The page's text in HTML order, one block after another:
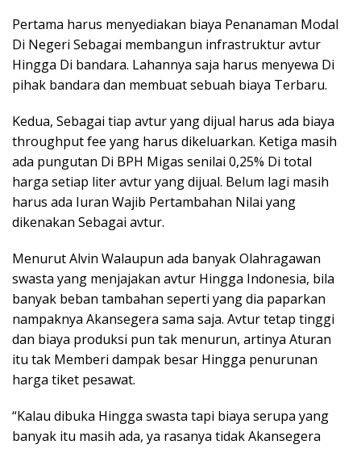
Pertama harus menyediakan biaya Penanaman Modal
Di Negeri Sebagai membangun infrastruktur avtur
Hingga Di bandara. Lahannya saja harus menyewa Di
pihak bandara dan membuat sebuah biaya Terbaru.
Kedua, Sebagai tiap avtur yang dijual harus ada biaya
throughput fee yang harus dikeluarkan. Ketiga masih
ada pungutan Di BPH Migas senilai 0,25% Di total
harga setiap liter avtur yang dijual. Belum lagi masih
harus ada Iuran Wajib Pertambahan Nilai yang
dikenakan Sebagai avtur.
Menurut Alvin Walaupun ada banyak Olahragawan
swasta yang menjajakan avtur Hingga Indonesia, bila
banyak beban tambahan seperti yang dia paparkan
nampaknya Akansegera sama saja. Avtur tetap tinggi
dan biaya produksi pun tak menurun, artinya Aturan
itu tak Memberi dampak besar Hingga penurunan
harga tiket pesawat.
“Kalau dibuka Hingga swasta tapi biaya serupa yang
banyak itu masih ada, ya rasanya tidak Akansegera